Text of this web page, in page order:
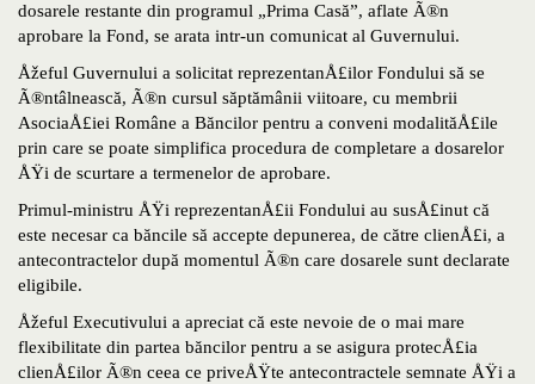
dosarele restante din programul „Prima Casă”, aflate Ã®n
aprobare la Fond, se arata intr-un comunicat al Guvernului.
Åžeful Guvernului a solicitat reprezentanÅ£ilor Fondului să se
Ã®ntâlnească, Ã®n cursul săptămânii viitoare, cu membrii
AsociaÅ£iei Române a Băncilor pentru a conveni modalităÅ£ile
prin care se poate simplifica procedura de completare a dosarelor
ÅŸi de scurtare a termenelor de aprobare.
Primul-ministru ÅŸi reprezentanÅ£ii Fondului au susÅ£inut că
este necesar ca băncile să accepte depunerea, de către clienÅ£i, a
antecontractelor după momentul Ã®n care dosarele sunt declarate
eligibile.
Åžeful Executivului a apreciat că este nevoie de o mai mare
flexibilitate din partea băncilor pentru a se asigura protecÅ£ia
clienÅ£ilor Ã®n ceea ce priveÅŸte antecontractele semnate ÅŸi a